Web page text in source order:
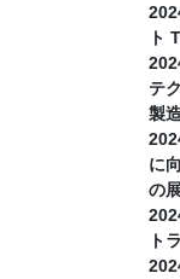
ト
テ
製
に
の
ト